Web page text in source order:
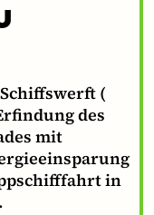
(
des
mit
in